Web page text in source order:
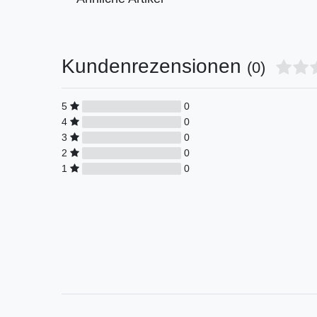
Kundenrezensionen (0)
5
0
4
0
3
0
2
0
1
0